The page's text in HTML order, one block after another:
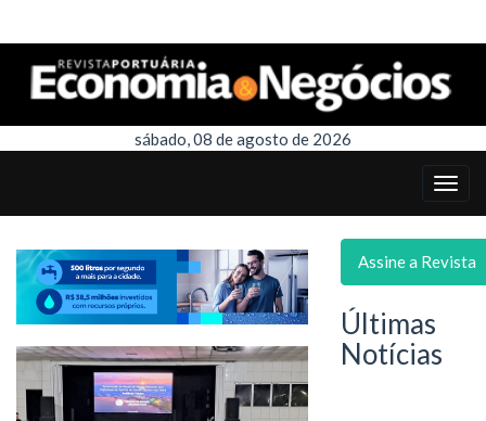
sábado, 08 de agosto de 2026
Assine a Revista
Últimas
Notícias